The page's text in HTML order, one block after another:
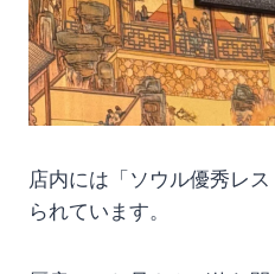
店内には「ソウル優秀レ
られています。